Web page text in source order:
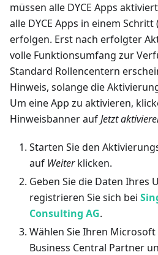
müssen alle DYCE Apps
alle DYCE Apps in einem
erfolgen. Erst nach erfolgter
volle Funktionsumfang zur
Standard Rollencentern
Hinweis, solange die
Um eine App zu aktivieren,
Hinweisbanner aufJetzt
Starten Sie den
auf Weiterklicken.
Geben Sie die Daten Ihres
registrieren Sie sich bei
Consulting AG.
Wählen Sie Ihren Microsoft
Business Central Partner